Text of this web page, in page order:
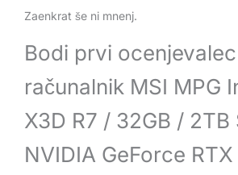
Zaenkrat še ni mnenj.
Bodi prvi
računalnik MSI MPG
X3D R7 / 32GB / 2TB
NVIDIA GeForce